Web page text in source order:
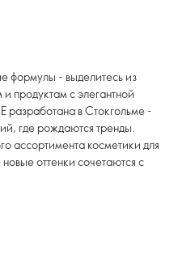
формулы - выделитесь из
продуктам с элегантной
разработана в Стокгольме -
где рождаются тренды.
ассортимента косметики для
оттенки сочетаются с